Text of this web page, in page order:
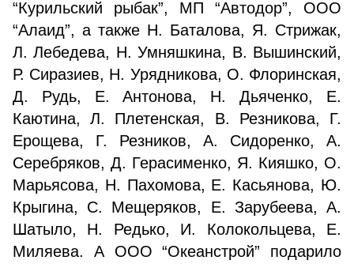
“Курильский рыбак”, МП “Автодор”, ООО
“Алаид”, а также Н. Баталова, Я. Стрижак,
Л. Лебедева, Н. Умняшкина, В. Вышинский,
Р. Сиразиев, Н. Урядникова, О. Флоринская,
Д. Рудь, Е. Антонова, Н. Дьяченко, Е.
Каютина, Л. Плетенская, В. Резникова, Г.
Ерощева, Г. Резников, А. Сидоренко, А.
Серебряков, Д. Герасименко, Я. Кияшко, О.
Марьясова, Н. Пахомова, Е. Касьянова, Ю.
Крыгина, С. Мещеряков, Е. Зарубеева, А.
Шатыло, Н. Редько, И. Колокольцева, Е.
Миляева. А ООО “Океанстрой” подарило